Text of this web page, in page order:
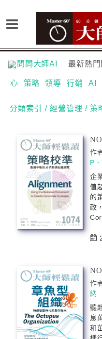
問問大師AI 最新熱
心 策略 領導 行銷 AI
分類索引 / 經營管理 / 策
作
P
企
值
的
政
作
納
聽
息
和